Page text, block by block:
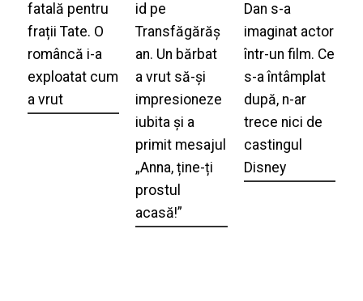
fatală pentru
frații Tate. O
româncă i-a
exploatat cum
a vrut
id pe
Transfăgărăș
an. Un bărbat
a vrut să-și
impresioneze
iubita și a
primit mesajul
„Anna, ține-ți
prostul
acasă!”
Dan s-a
imaginat actor
într-un film. Ce
s-a întâmplat
după, n-ar
trece nici de
castingul
Disney